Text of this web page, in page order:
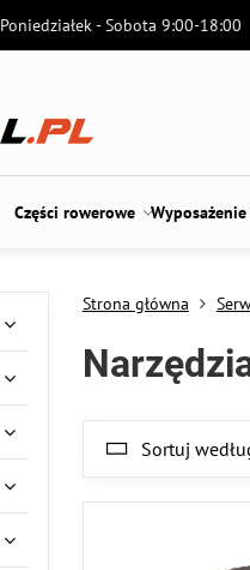
Poniedziałek - Sobota 9:00-18:00
Części rowerowe
Strona główna
Sortuj